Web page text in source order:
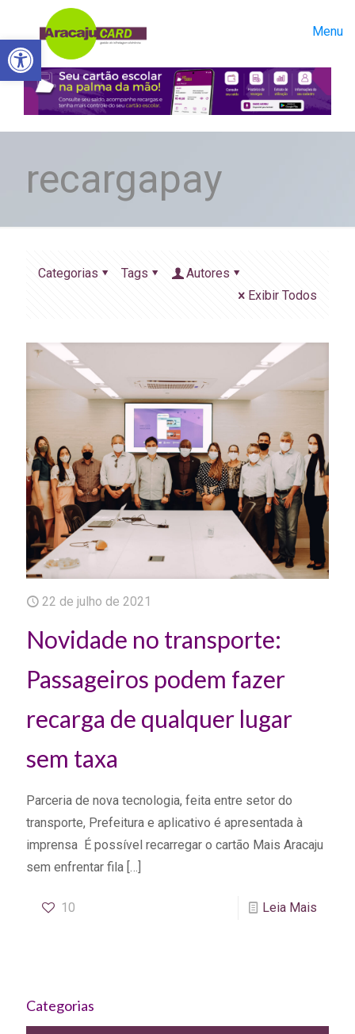
Abrir a barra de ferramentas
Menu
recargapay
Categorias Tags
Autores
Exibir Todos
22 de julho de 2021
Novidade no transporte:
Passageiros podem fazer
recarga de qualquer lugar
sem taxa
Parceria de nova tecnologia, feita entre setor do
transporte, Prefeitura e aplicativo é apresentada à
imprensa É possível recarregar o cartão Mais Aracaju
sem enfrentar fila […]
10 Leia Mais
Categorias